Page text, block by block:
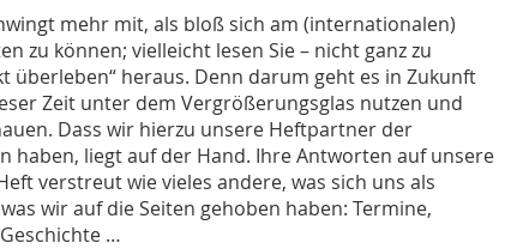
mehr mit, als bloß sich am (internationalen)
zu können; vielleicht lesen Sie – nicht ganz zu
überleben“ heraus. Denn darum geht es in Zukunft
Zeit unter dem Vergrößerungsglas nutzen und
Dass wir hierzu unsere Heftpartner der
haben, liegt auf der Hand. Ihre Antworten auf unsere
verstreut wie vieles andere, was sich uns als
wir auf die Seiten gehoben haben: Termine,
…